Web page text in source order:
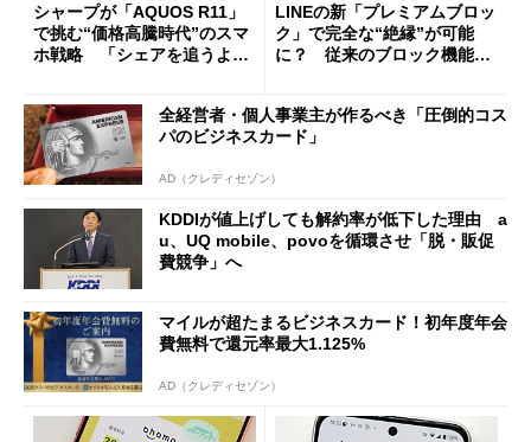
シャープが「AQUOS R11」
で挑む“価格高騰時代”のスマ
ホ戦略 「シェアを追うより
LINEの新「プレミアムブロッ
ク」で完全な“絶縁”が可能
に？ 従来のブロック機能と
全経営者・個人事業主が作るべき「圧倒的コス
パのビジネスカード」
AD（クレディセゾン）
KDDIが値上げしても解約率が低下した理由 a
u、UQ mobile、povoを循環させ「脱・販促
費競争」へ
マイルが超たまるビジネスカード！初年度年会
費無料で還元率最大1.125%
AD（クレディセゾン）